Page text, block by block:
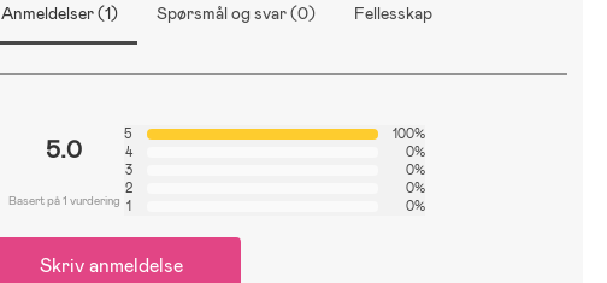
Anmeldelser (1) Spørsmål og svar (0) Fellesskap
5.0
Basert på 1 vurdering
5
100%
4
0%
3
0%
2
0%
1
0%
Skriv anmeldelse